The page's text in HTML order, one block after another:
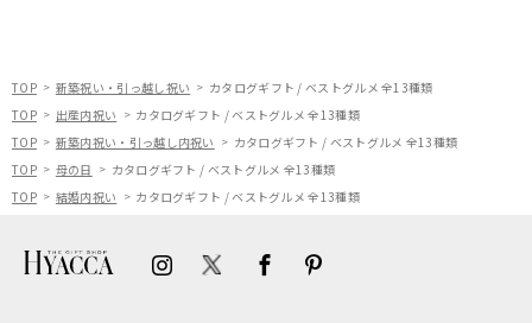
TOP 新築祝い・引っ越し祝い
カタログギフト / ベストグルメ 全13種類
TOP
出産内祝い
カタログギフト / ベストグルメ 全13種類
TOP
新築内祝い・引っ越し内祝い
カタログギフト / ベストグルメ 全13種類
TOP
母の日
カタログギフト / ベストグルメ 全13種類
TOP
結婚内祝い カタログギフト / ベストグルメ 全13種類